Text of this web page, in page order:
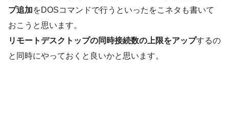
プ追加をDOSコマンドで行うといったをこネタも書いて
おこうと思います。
リモートデスクトップの同時接続数の上限をアップするの
と同時にやっておくと良いかと思います。